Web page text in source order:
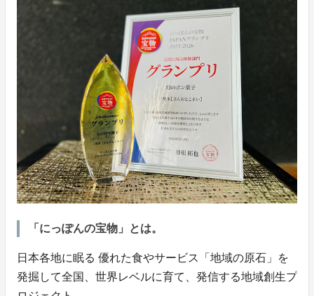
「にっぽんの宝物」とは。
日本各地に眠る 優れた食やサービス「地域の原石」を
発掘して全国、世界レベルに育て、発信する地域創生プ